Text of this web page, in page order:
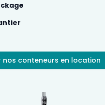
nos conteneurs en location